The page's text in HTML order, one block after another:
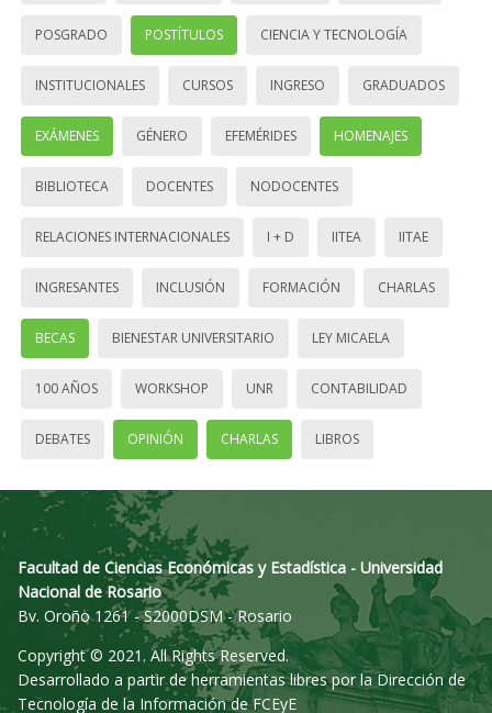
POSGRADO POSTÍTULOS CIENCIA Y TECNOLOGÍA
INSTITUCIONALES CURSOS INGRESO GRADUADOS
EXÁMENES GÉNERO EFEMÉRIDES HOMENAJES
BIBLIOTECA DOCENTES NODOCENTES
RELACIONES INTERNACIONALES I + D IITEA IITAE
INGRESANTES INCLUSIÓN FORMACIÓN CHARLAS
BECAS BIENESTAR UNIVERSITARIO LEY MICAELA
100 AÑOS WORKSHOP UNR CONTABILIDAD
DEBATES OPINIÓN CHARLAS LIBROS
Facultad de Ciencias Económicas y Estadística - Universidad
Nacional de Rosario
Bv. Oroño 1261 - S2000DSM - Rosario
Copyright © 2021. All Rights Reserved.
Desarrollado a partir de herramientas libres por la Dirección de
Tecnología de la Información de FCEyE